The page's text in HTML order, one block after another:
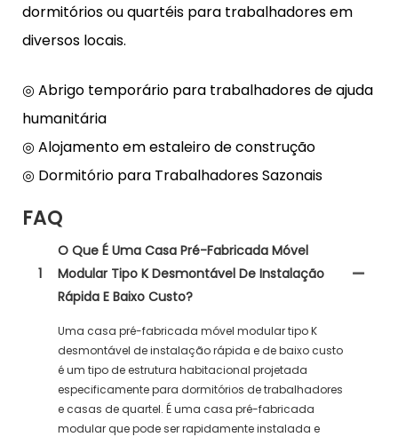
dormitórios ou quartéis para trabalhadores em
diversos locais.
◎ Abrigo temporário para trabalhadores de ajuda
humanitária
◎ Alojamento em estaleiro de construção
◎ Dormitório para Trabalhadores Sazonais
FAQ
1
O Que É Uma Casa Pré-Fabricada Móvel
Modular Tipo K Desmontável De Instalação
Rápida E Baixo Custo?
Uma casa pré-fabricada móvel modular tipo K
desmontável de instalação rápida e de baixo custo
é um tipo de estrutura habitacional projetada
especificamente para dormitórios de trabalhadores
e casas de quartel. É uma casa pré-fabricada
modular que pode ser rapidamente instalada e